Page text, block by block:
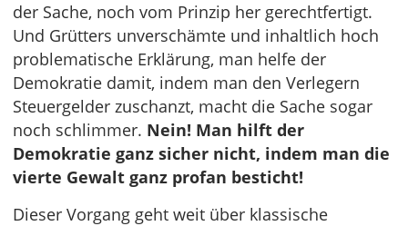
der Sache, noch vom Prinzip her gerechtfertigt.
Und Grütters unverschämte und inhaltlich hoch
problematische Erklärung, man helfe der
Demokratie damit, indem man den Verlegern
Steuergelder zuschanzt, macht die Sache sogar
noch schlimmer. Nein! Man hilft der
Demokratie ganz sicher nicht, indem man die
vierte Gewalt ganz profan besticht!
Dieser Vorgang geht weit über klassische